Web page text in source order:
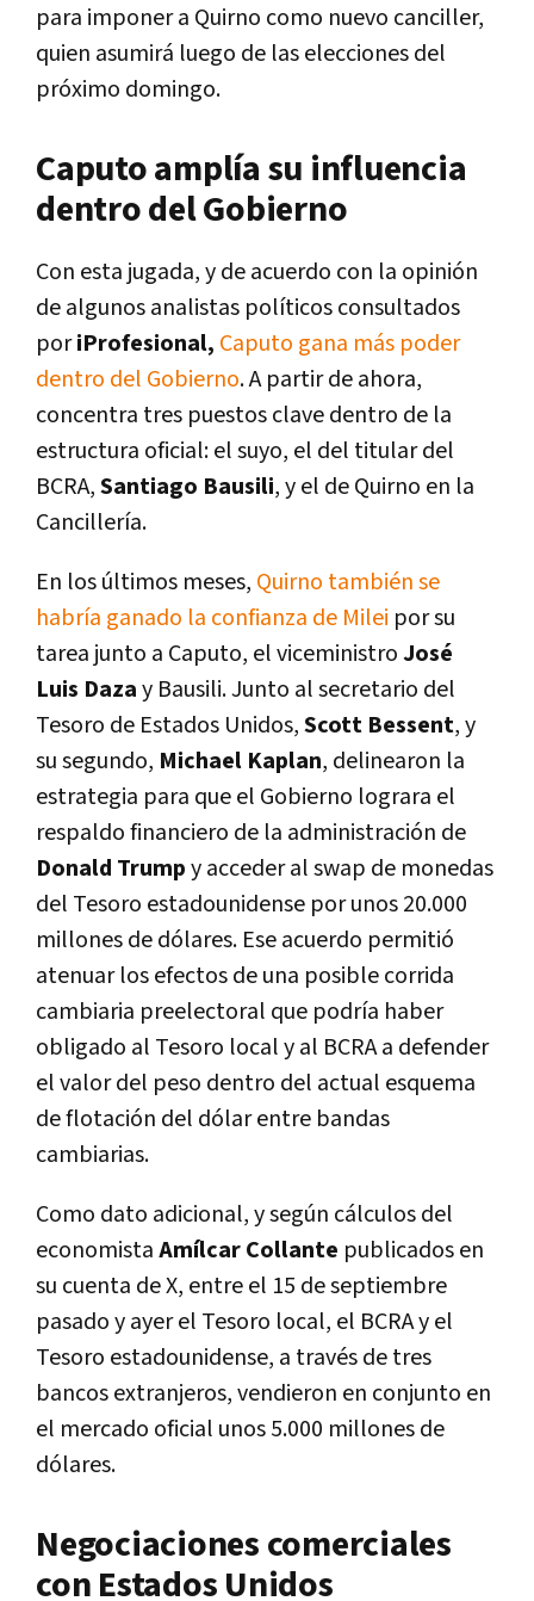
para imponer a Quirno como nuevo canciller,
quien asumirá luego de las elecciones del
próximo domingo.
Caputo amplía su influencia
dentro del Gobierno
Con esta jugada, y de acuerdo con la opinión
de algunos analistas políticos consultados
poriProfesional, Caputo gana más poder
dentro del Gobierno. A partir de ahora,
concentra tres puestos clave dentro de la
estructura oficial: el suyo, el del titular del
BCRA,Santiago Bausili, y el de Quirno en la
Cancillería.
En los últimos meses, Quirno también se
habría ganado la confianza de Milei por su
tarea junto a Caputo, el viceministroJosé
Luis Dazay Bausili. Junto al secretario del
Tesoro de Estados Unidos,Scott Bessent, y
su segundo, Michael Kaplan, delinearon la
estrategia para que el Gobierno lograra el
respaldo financiero de la administración de
Donald Trumpy acceder al swap de monedas
del Tesoro estadounidense por unos 20.000
millones de dólares. Ese acuerdo permitió
atenuar los efectos de una posible corrida
cambiaria preelectoral que podría haber
obligado al Tesoro local y al BCRA a defender
el valor del peso dentro del actual esquema
de flotación del dólar entre bandas
cambiarias.
Como dato adicional, y según cálculos del
economistaAmílcar Collante publicados en
su cuenta de X, entre el 15 de septiembre
pasado y ayer el Tesoro local, el BCRA y el
Tesoro estadounidense, a través de tres
bancos extranjeros, vendieron en conjunto en
el mercado oficial unos 5.000 millones de
dólares.
Negociaciones comerciales
con Estados Unidos